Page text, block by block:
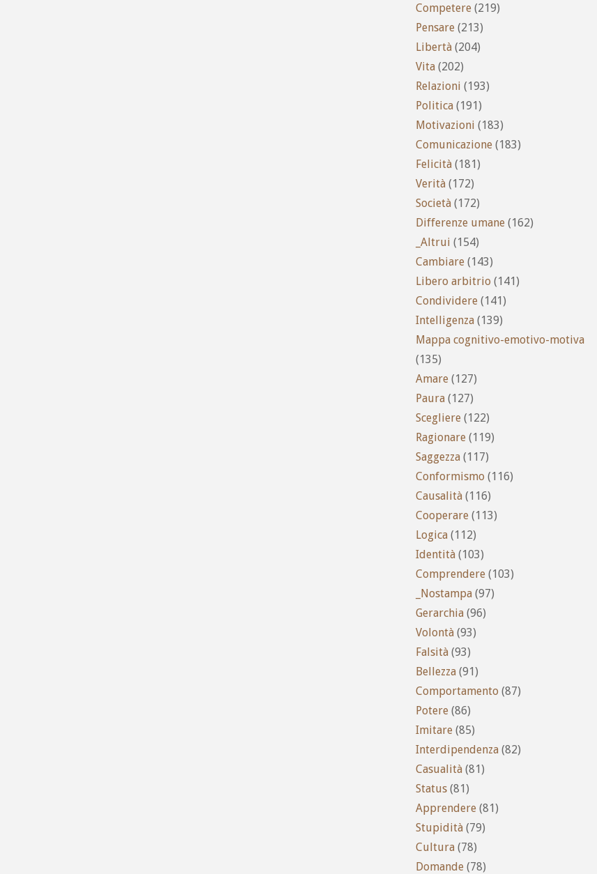
Competere (219)
Pensare (213)
Libertà (204)
Vita (202)
Relazioni (193)
Politica (191)
Motivazioni (183)
Comunicazione (183)
Felicità (181)
Verità (172)
Società (172)
Differenze umane (162)
_Altrui (154)
Cambiare (143)
Libero arbitrio (141)
Condividere (141)
Intelligenza (139)
Mappa cognitivo-emotivo-motiva
(135)
Amare (127)
Paura (127)
Scegliere (122)
Ragionare (119)
Saggezza (117)
Conformismo (116)
Causalità (116)
Cooperare (113)
Logica (112)
Identità (103)
Comprendere (103)
_Nostampa (97)
Gerarchia (96)
Volontà (93)
Falsità (93)
Bellezza (91)
Comportamento (87)
Potere (86)
Imitare (85)
Interdipendenza (82)
Casualità (81)
Status (81)
Apprendere (81)
Stupidità (79)
Cultura (78)
Domande (78)